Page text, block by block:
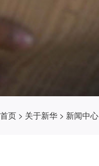
首页 > 关于新华 > 新闻中心